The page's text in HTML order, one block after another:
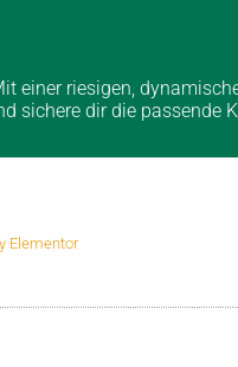
einer riesigen,
sichere dir die passende
Elementor